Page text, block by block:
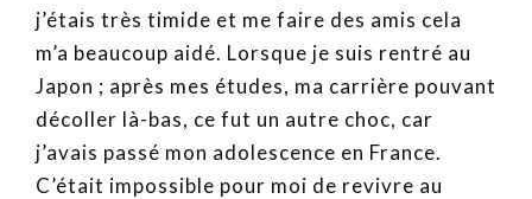
j’étais très timide et me faire des amis cela
m’a beaucoup aidé. Lorsque je suis rentré au
Japon ; après mes études, ma carrière pouvant
décoller là-bas, ce fut un autre choc, car
j’avais passé mon adolescence en France.
C’était impossible pour moi de revivre au